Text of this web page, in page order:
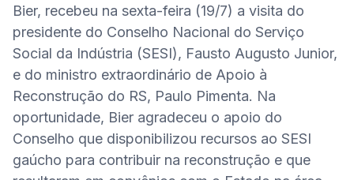
Bier, recebeu na sexta-feira (19/7) a visita do
presidente do Conselho Nacional do Serviço
Social da Indústria (SESI), Fausto Augusto Junior,
e do ministro extraordinário de Apoio à
Reconstrução do RS, Paulo Pimenta. Na
oportunidade, Bier agradeceu o apoio do
Conselho que disponibilizou recursos ao SESI
gaúcho para contribuir na reconstrução e que